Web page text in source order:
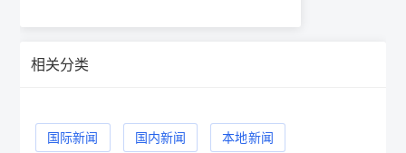
相关分类
国际新闻 国内新闻 本地新闻